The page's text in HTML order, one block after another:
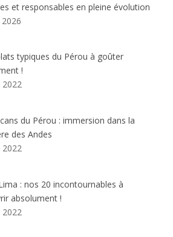
et responsables en pleine évolution
typiques du Pérou à goûter
!
2022
du Pérou : immersion dans la
des Andes
2022
: nos 20 incontournables à
absolument !
2022